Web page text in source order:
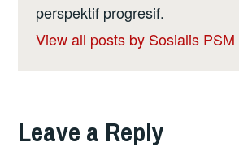
perspektif progresif.
View all posts by Sosialis PSM
Leave a Reply